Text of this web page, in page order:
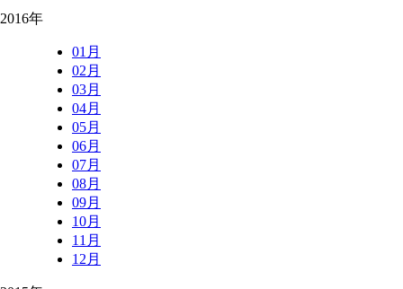
2016年
01月
02月
03月
04月
05月
06月
07月
08月
09月
10月
11月
12月